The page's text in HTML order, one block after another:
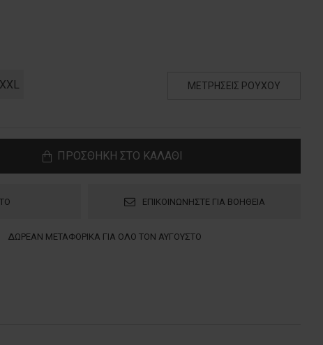
XXL ΜΕΤΡΗΣΕΙΣ ΡΟΥΧΟΥ
ΠΡΟΣΘΗΚΗ ΣΤΟ ΚΑΛΑΘΙ
ΕΠΙΚΟΙΝΩΝΗΣΤΕ ΓΙΑ ΒΟΗΘΕΙΑ
ΔΩΡΕΑΝ ΜΕΤΑΦΟΡΙΚΑ ΓΙΑ ΟΛΟ ΤΟΝ ΑΥΓΟΥΣΤΟ